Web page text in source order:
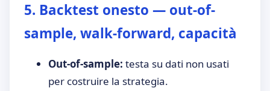
5. Backtest onesto — out-of-
sample, walk-forward, capacità
Out-of-sample: testa su dati non usati
per costruire la strategia.